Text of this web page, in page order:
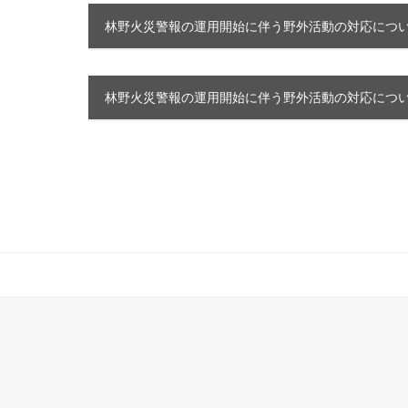
林野火災警報の運用開始に伴う野外活動の対応につ
林野火災警報の運用開始に伴う野外活動の対応につ